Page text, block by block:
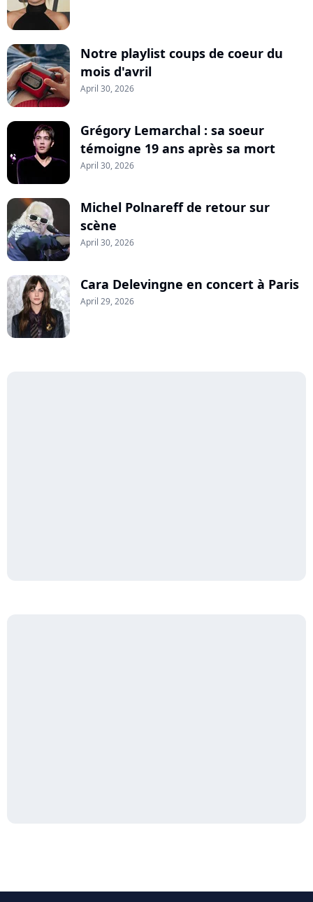
Notre playlist coups de coeur du
mois d'avril
April 30, 2026
Grégory Lemarchal : sa soeur
témoigne 19 ans après sa mort
April 30, 2026
Michel Polnareff de retour sur
scène
April 30, 2026
Cara Delevingne en concert à Paris
April 29, 2026